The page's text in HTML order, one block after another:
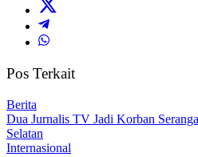
Pos Terkait
Berita
Dua Jurnalis TV Jadi Korban
Selatan
Internasional